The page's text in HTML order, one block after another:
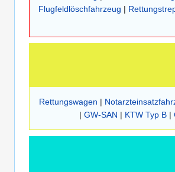
Flugfeldlöschfahrzeug |
Rettungswagen |
| GW-SAN | KTW Typ B|